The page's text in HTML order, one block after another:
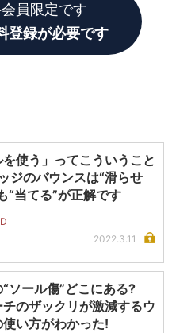
員限定です
登録が必要です
を使う」ってこういうこと
ジのバウンスは“滑らせ
“当てる”が正解です
2022.3.11
“ソール傷”どこにある?
のザックリが激減するウ
使い方がわかった!